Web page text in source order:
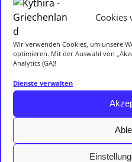
Cookies
Wir verwenden Cookies, um unsere
optimieren. Mit der Auswahl von
Analytics (GA)!
Dienste verwalten
Jean-Antoine Watteau –
(französisch Pèlerinage à
Kythira galt im 18.
fern aller Konflikte. Die
(französisch Pèlerinage à
dreier Gemälde des
Weiterlesen →